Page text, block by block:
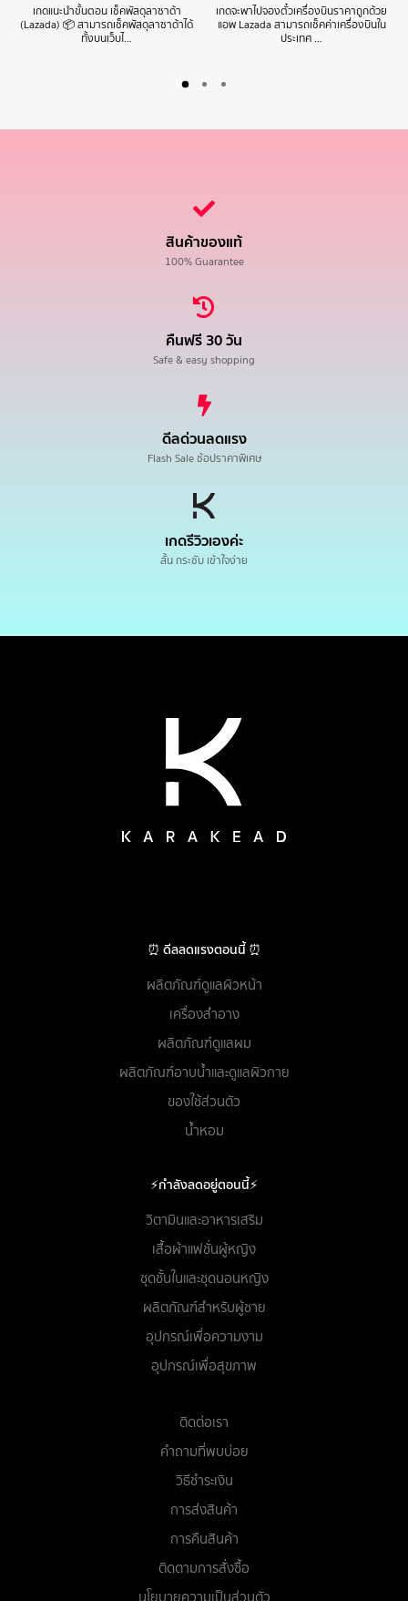
เกดแนะนำขั้นตอน เช็คพัสดุลาซาด้า
(Lazada) 📦 สามารถเช็คพัสดุลาซาด้าได้
ทั้งบนเว็บไ…
เกดจะพาไปจองตั๋วเครื่องบินราคาถูกด้วย
แอพ Lazada สามารถเช็คค่าเครื่องบินใน
ประเทศ …
สินค้าของแท้
100% Guarantee
คืนฟรี 30 วัน
Safe & easy shopping
ดีลด่วนลดแรง
Flash Sale ช้อปราคาพิเศษ
เกดรีวิวเองค่ะ
สั้น กระชับ เข้าใจง่าย
⏰ ดีลลดแรงตอนนี้ ⏰
ผลิตภัณฑ์ดูแลผิวหน้า
เครื่องสำอาง
ผลิตภัณฑ์ดูแลผม
ผลิตภัณฑ์อาบน้ำและดูแลผิวกาย
ของใช้ส่วนตัว
น้ำหอม
⚡กำลังลดอยู่ตอนนี้⚡
วิตามินและอาหารเสริม
เสื้อผ้าแฟชั่นผู้หญิง
ชุดชั้นในและชุดนอนหญิง
ผลิตภัณฑ์สำหรับผู้ชาย
อุปกรณ์เพื่อความงาม
อุปกรณ์เพื่อสุขภาพ
ติดต่อเรา
คำถามที่พบบ่อย
วิธีชำระเงิน
การส่งสินค้า
การคืนสินค้า
ติดตามการสั่งซื้อ